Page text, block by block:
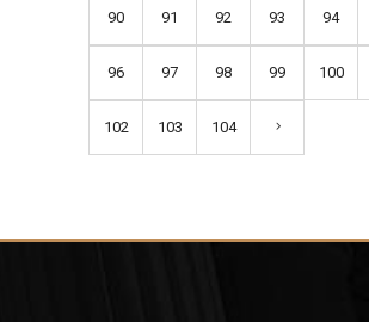
90 91 92 93 94
96 97 98 99 100
102 103 104